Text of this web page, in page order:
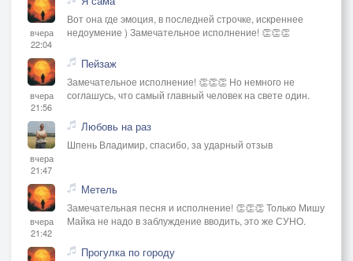
вчера
22:04
Вот она где эмоция, в последней строчке, искреннее
недоумение ) Замечательное исполнение! 👏👏👏
вчера
21:56
Пейзаж
Замечательное исполнение! 👏👏👏 Но немного не
соглашусь, что самый главный человек на свете один.
вчера
21:47
Любовь на раз
Шпень Владимир, спасибо, за ударный отзыв
вчера
21:42
Метель
Замечательная песня и исполнение! 👏👏👏 Только Мишу
Майка не надо в заблуждение вводить, это же СУНО.
Прогулка по городу